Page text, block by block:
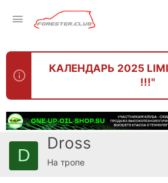
КАЛЕНДАРЬ 2025
!!!"
D
Dross
На тропе